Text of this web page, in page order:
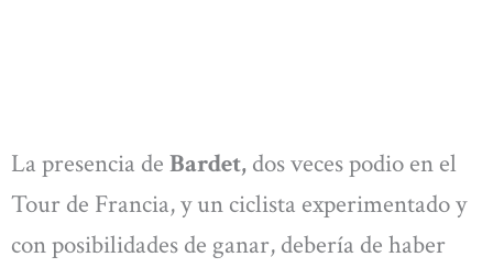
La presencia de Bardet, dos veces podio en el
Tour de Francia, y un ciclista experimentado y
con posibilidades de ganar, debería de haber